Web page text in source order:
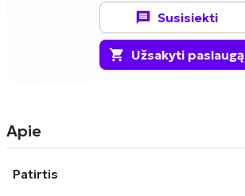
Susisiekti
Užsakyti paslaugą
Apie
Patirtis